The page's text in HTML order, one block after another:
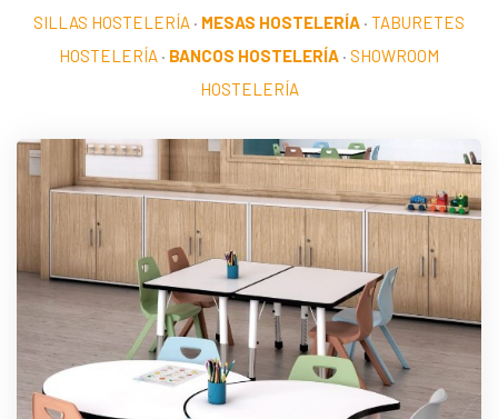
SILLAS HOSTELERÍA · MESAS HOSTELERÍA · TABURETES
HOSTELERÍA · BANCOS HOSTELERÍA · SHOWROOM
HOSTELERÍA